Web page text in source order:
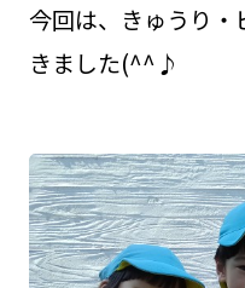
今回は、きゅうり
きました(^^♪